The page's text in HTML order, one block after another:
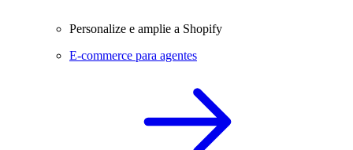
Personalize e amplie a Shopify
E-commerce para agentes